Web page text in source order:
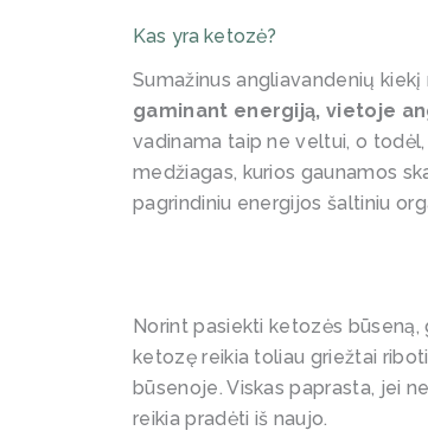
Kas yra ketozė?
Sumažinus angliavandenių
gaminant energiją, vietoje
vadinama taip ne veltui, o
medžiagas, kurios gaunamos
pagrindiniu energijos šaltiniu
Norint pasiekti ketozės būseną,
ketozę reikia toliau griežtai
būsenoje. Viskas paprasta, jei
reikia pradėti iš naujo.